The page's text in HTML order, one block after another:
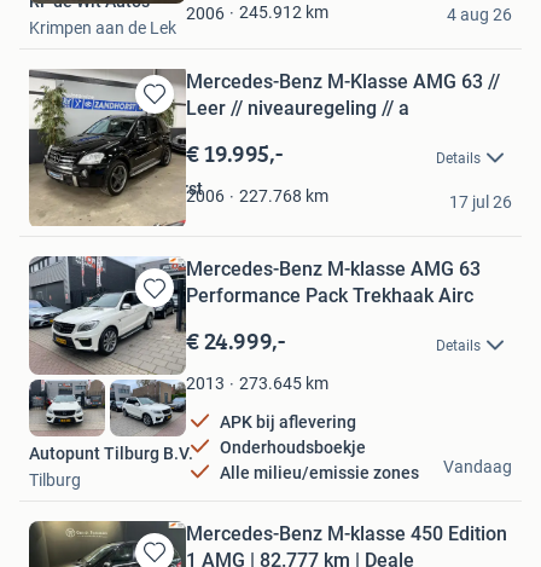
Favorieten2006 245.912 km
Krimpen aan de Lek
4 aug 26
Bewaren
in
Mijn
Favorieten
Mercedes-Benz M-Klasse AMG 63 //
Leer // niveauregeling // a
€ 19.995,- Details
2006 227.768 km
Autoservice Zandhorst
Heerhugowaard
17 jul 26
Bewaren
in
Mijn
Favorieten
Mercedes-Benz M-klasse AMG 63
Performance Pack Trekhaak Airc
€ 24.999,- Details
2013 273.645 km
APK bij aflevering
Onderhoudsboekje
Alle milieu/emissie zones
Autopunt Tilburg B.V.
Tilburg
Vandaag
Mercedes-Benz M-klasse 450 Edition
1 AMG | 82.777 km | Deale